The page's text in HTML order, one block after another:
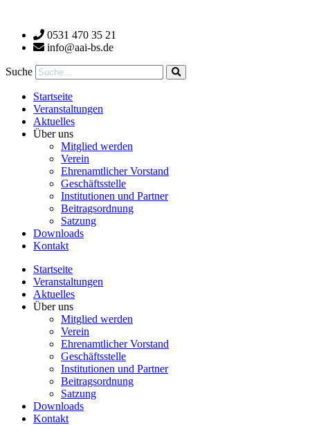
wechseln 0531 470 35 21
info@aai-bs.de
Suche
Startseite
Veranstaltungen
Aktuelles
Über uns
Mitglied werden
Verein
Ehrenamtlicher Vorstand
Geschäftsstelle
Institutionen und Partner
Beitragsordnung
Satzung
Downloads
Kontakt
Startseite
Veranstaltungen
Aktuelles
Über uns
Mitglied werden
Verein
Ehrenamtlicher Vorstand
Geschäftsstelle
Institutionen und Partner
Beitragsordnung
Satzung
Downloads
Kontakt